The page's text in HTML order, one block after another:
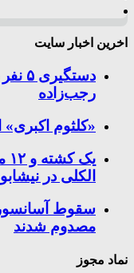
اخرین اخبار سایت
رجب‌زاده
«کلثوم
الکلی در
مصدوم شدند
نماد مجوز